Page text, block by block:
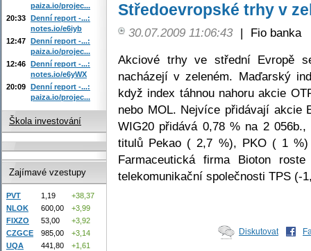
Středoevropské trhy v
30.07.2009 11:06:43 |
Fio banka
Akciové trhy ve střední Evropě
nacházejí v zeleném. Maďarský
když index táhnou nahoru akcie
nebo MOL. Nejvíce přidávají akcie
WIG20 přidává 0,78 % na 2
titulů Pekao ( 2,7 %), PKO ( 1
Farmaceutická firma Bioton
telekomunikační společnosti TPS (-
Diskutovat
paiza.io/projec...
20:33 Denní report -...:
notes.io/e6iyb
12:47 Denní report -...:
paiza.io/projec...
12:46 Denní report -...:
notes.io/e6yWX
20:09 Denní report -...:
paiza.io/projec...
Škola investování
Zajímavé vzestupy
PVT 1,19
+38,37
NLOK
600,00
+3,99
FIXZO
53,00
+3,92
CZGCE
985,00
+3,14
UQA
441,80 +1,61